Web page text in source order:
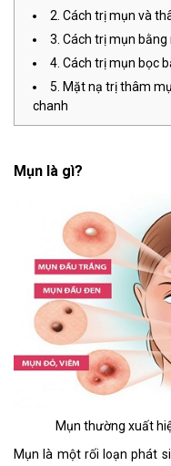
2. Cách trị mụn và
3. Cách trị mụn
4. Cách trị mụn bọc
5. Mặt nạ trị thâm
chanh
Mụn là gì?
Mụn thường xuất
Mụn là một rối loạn phát